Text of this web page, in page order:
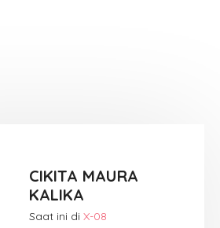
CIKITA MAURA
KALIKA
Saat ini diX-08